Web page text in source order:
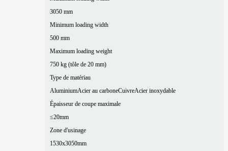
3050 mm
Minimum loading width
500 mm
Maximum loading weight
750 kg (tôle de 20 mm)
Type de matériau
AluminiumAcier au carboneCuivreAcier inoxydable
Épaisseur de coupe maximale
≤20mm
Zone d'usinage
1530x3050mm